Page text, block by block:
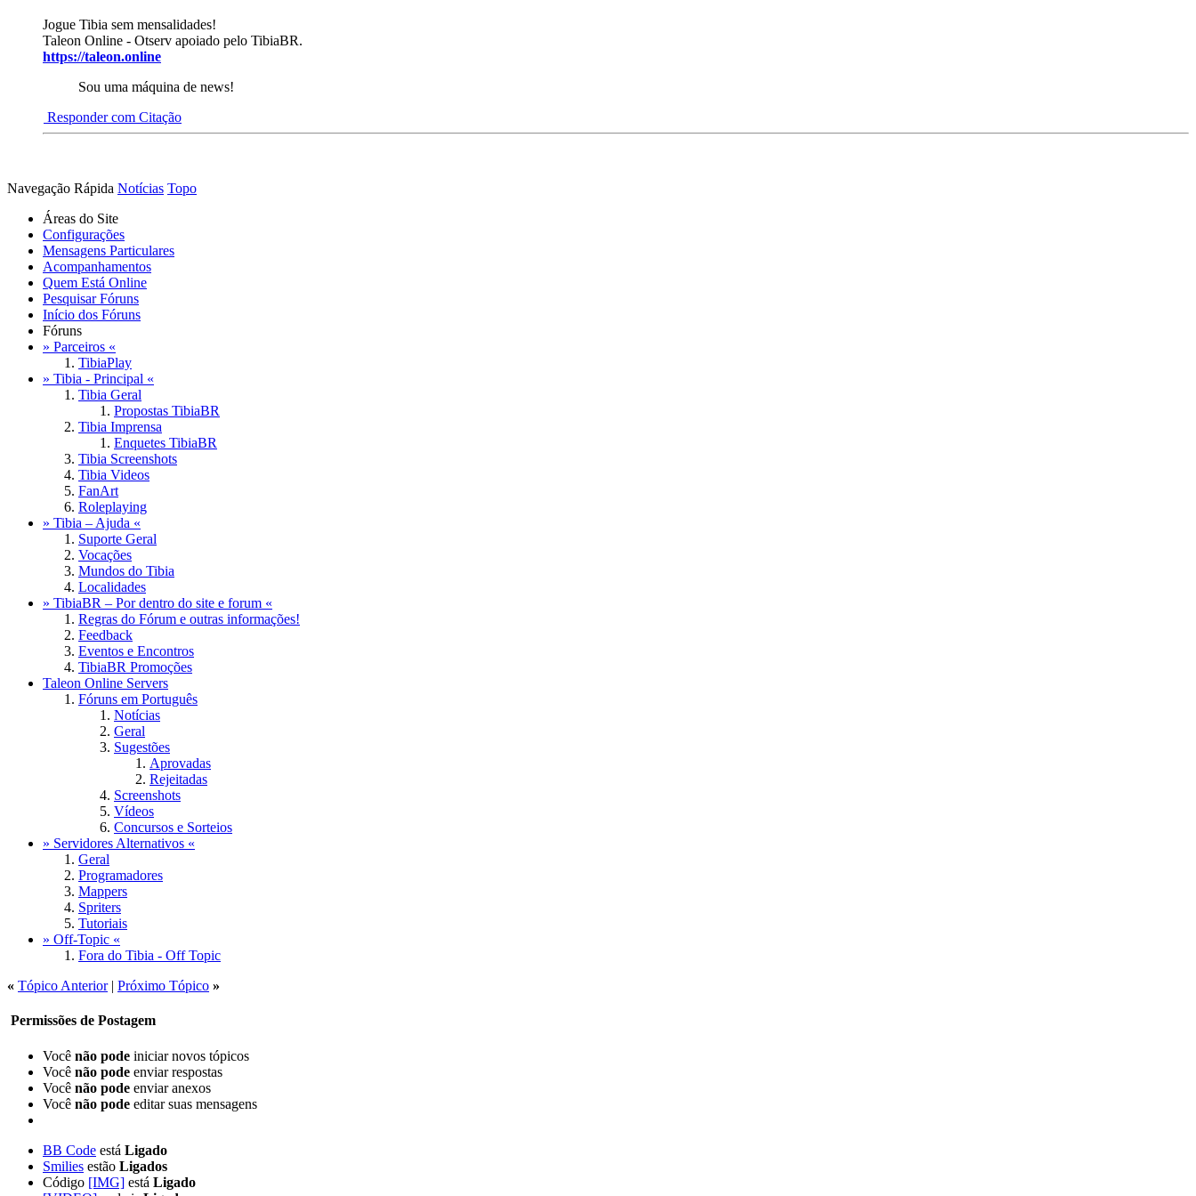
Jogue Tibia sem mensalidades!
Taleon Online - Otserv apoiado pelo TibiaBR.
https://taleon.online
Sou uma máquina de news!
Responder com Citação
Navegação Rápida Notícias Topo
Áreas do Site
Configurações
Mensagens Particulares
Acompanhamentos
Quem Está Online
Pesquisar Fóruns
Início dos Fóruns
Fóruns
» Parceiros «
TibiaPlay
» Tibia - Principal «
Tibia Geral
Propostas TibiaBR
Tibia Imprensa
Enquetes TibiaBR
Tibia Screenshots
Tibia Videos
FanArt
Roleplaying
» Tibia – Ajuda «
Suporte Geral
Vocações
Mundos do Tibia
Localidades
» TibiaBR – Por dentro do site e forum «
Regras do Fórum e outras informações!
Feedback
Eventos e Encontros
TibiaBR Promoções
Taleon Online Servers
Fóruns em Português
Notícias
Geral
Sugestões
Aprovadas
Rejeitadas
Screenshots
Vídeos
Concursos e Sorteios
» Servidores Alternativos «
Geral
Programadores
Mappers
Spriters
Tutoriais
» Off-Topic «
Fora do Tibia - Off Topic
« Tópico Anterior| Próximo Tópico »
Permissões de Postagem
Você não pode iniciar novos tópicos
Você não pode enviar respostas
Você não pode enviar anexos
Você não pode editar suas mensagens
BB Code está Ligado
Smilies estão Ligados
Código [IMG] está Ligado